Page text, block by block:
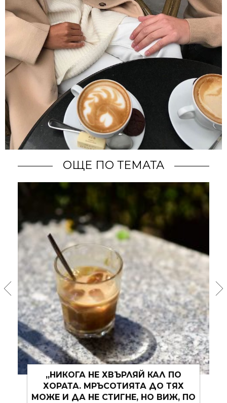
ОЩЕ ПО ТЕМАТА
НЕ ХВЪРЛЯЙ КАЛ ПО
МРЪСОТИЯТА ДО ТЯХ
НЕ СТИГНЕ, НО ВИЖ, ПО
„АКО НЕ